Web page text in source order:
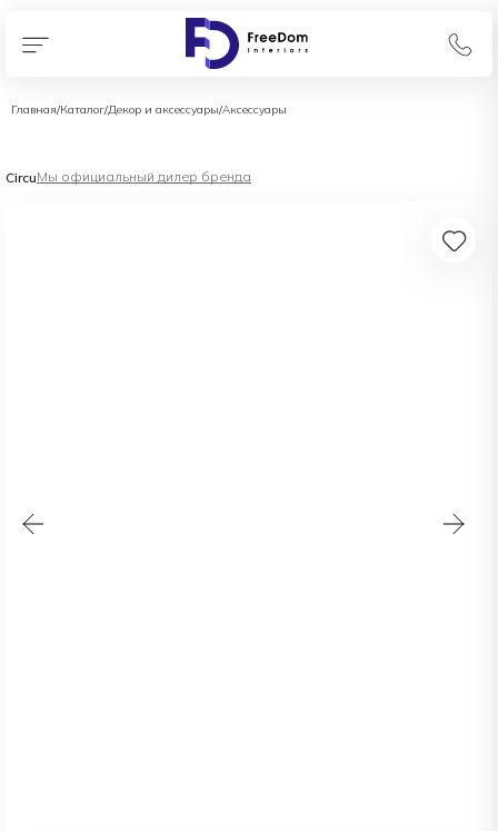
Главная/Каталог/Декор и аксессуары/Аксессуары
CircuМы официальный дилер бренда